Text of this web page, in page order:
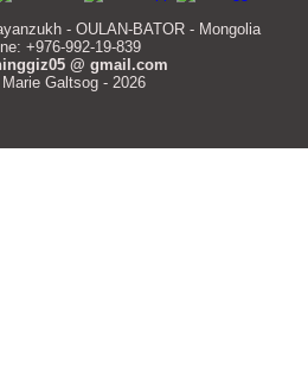
- OULAN-BATOR - Mongolia
+976-992-19-839
@ gmail.com
Galtsog - 2026